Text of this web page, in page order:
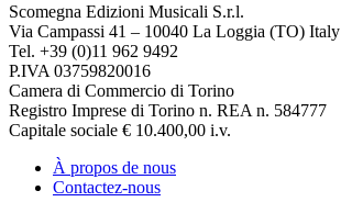
Scomegna Edizioni Musicali S.r.l.
Via Campassi 41 – 10040 La Loggia (TO) Italy
Tel. +39 (0)11 962 9492
P.IVA 03759820016
Camera di Commercio di Torino
Registro Imprese di Torino n. REA n. 584777
Capitale sociale € 10.400,00 i.v.
À propos de nous
Contactez-nous